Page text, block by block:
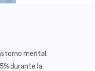
mental.
durante la